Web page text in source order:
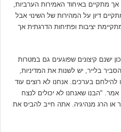
מתקיים באיחוד האמירות הערביות,
דיון על המהירות של השינוי אבל
יציבות ופתיחות הדרגתית אך
ישנם קיצונים שפוגעים גם במטרות
בלייר, יש לשנות את המדיניות,
בערכים. אנחנו לא רוצים עוד
"הבנו שאנחנו לא יכולים לנצח
או הרג מנהיגיה. אתה חייב להביס את